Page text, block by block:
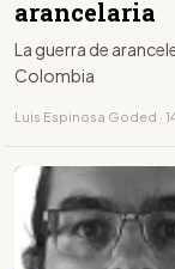
arancelaria
La guerra de
Colombia
Luis Espinosa Goded ·